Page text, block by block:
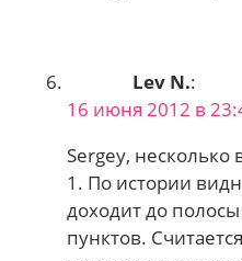
Lev N.:
16 июня 2012 в
Sergey, несколько
1. По истории
доходит до
пунктов.